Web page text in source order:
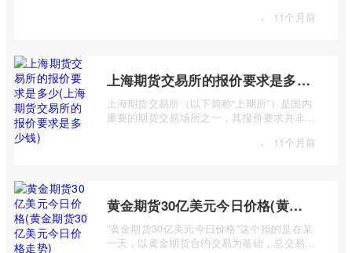
· 11个月前
上海期货交易所的报价要求是多少(上海期货交易所的报价要求是多少钱)
上海期货交易所（以下简称“上期所”）是国内
重要的期货交易场所之一，其报价要求并非一
· 11个月前
黄金期货30亿美元今日价格(黄金期货30亿美元今日价格走势)
“黄金期货30亿美元今日价格”这个指的是在某
一天，以黄金期货合约交易为基础，总交易价